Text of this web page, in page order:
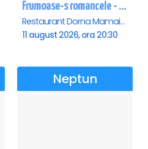
Frumoase-s romancele - Mamaia
Restaurant Dorna Mamaia, Mamaia
11 august 2026, ora 20:30
Neptun